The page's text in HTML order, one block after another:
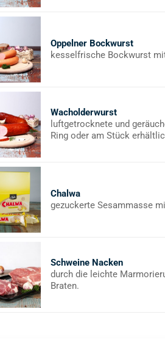
Oppelner Bockwurst
kesselfrische Bockwurst
Wacholderwurst
luftgetrocknete und
Ring oder am Stück
Chalwa
gezuckerte Sesammasse
Schweine Nacken
durch die leichte
Braten.